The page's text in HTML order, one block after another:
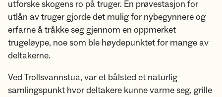
utforske skogens ro på truger. En prøvestasjon for
utlån av truger gjorde det mulig for nybegynnere og
erfarne å tråkke seg gjennom en oppmerket
trugeløype, noe som ble høydepunktet for mange av
deltakerne.
Ved Trollsvannstua, var et bålsted et naturlig
samlingspunkt hvor deltakere kunne varme seg, grille